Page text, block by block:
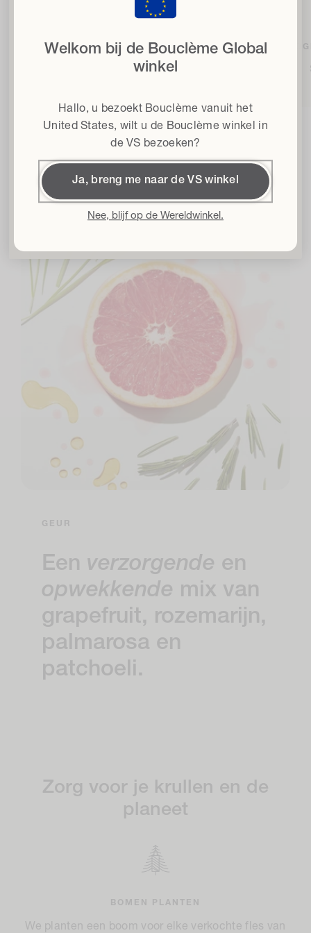
CASTOROLIE
Hydrateert en versterkt
Ingrediënten
GEUR
Een verzorgende en
opwekkende mix van
grapefruit, rozemarijn,
palmarosa en
patchoeli.
Zorg voor je krullen en de
planeet
BOMEN PLANTEN
We planten een boom voor elke verkochte fles van
Welkom bij de Bouclème Global
winkel
Hallo, u bezoekt Bouclème vanuit het
United States, wilt u de Bouclème winkel in
de VS bezoeken?
Ja, breng me naar de VS winkel
Nee, blijf op de Wereldwinkel.
Email
Ik ga akkoord met de Algemene Voorwaarden*
Door me in te schrijven accepteer ik het
Algemene
Voorwaardenen geef ik toestemming om Bouclème e-mails te ontvangen
over de nieuwste productlanceringen, verkopen en evenementen. U kunt zich
te allen tijde uitschrijven.